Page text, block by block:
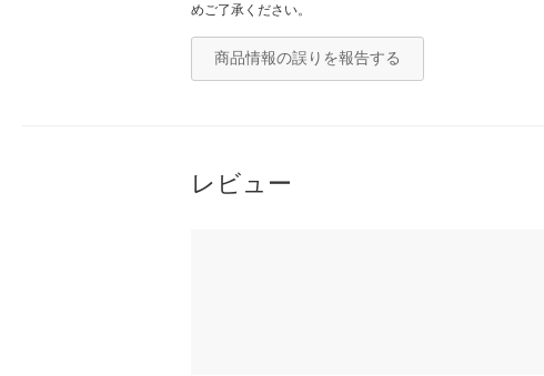
めご了承ください。
商品情報の誤りを報告する
レビュー